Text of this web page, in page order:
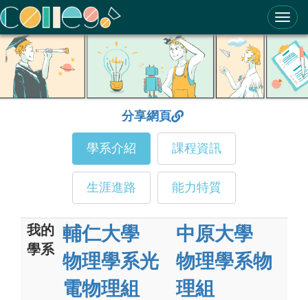
ColleGo! 大學選才與高中育才輔助系統
分享網頁
學系介紹 課程資訊
生涯進路 能力特質
我的
學系
輔仁大學
物理學系光
電物理組
中原大學
物理學系物
理組